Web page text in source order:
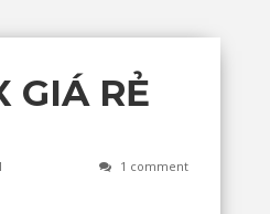
GIÁ RẺ
1 comment